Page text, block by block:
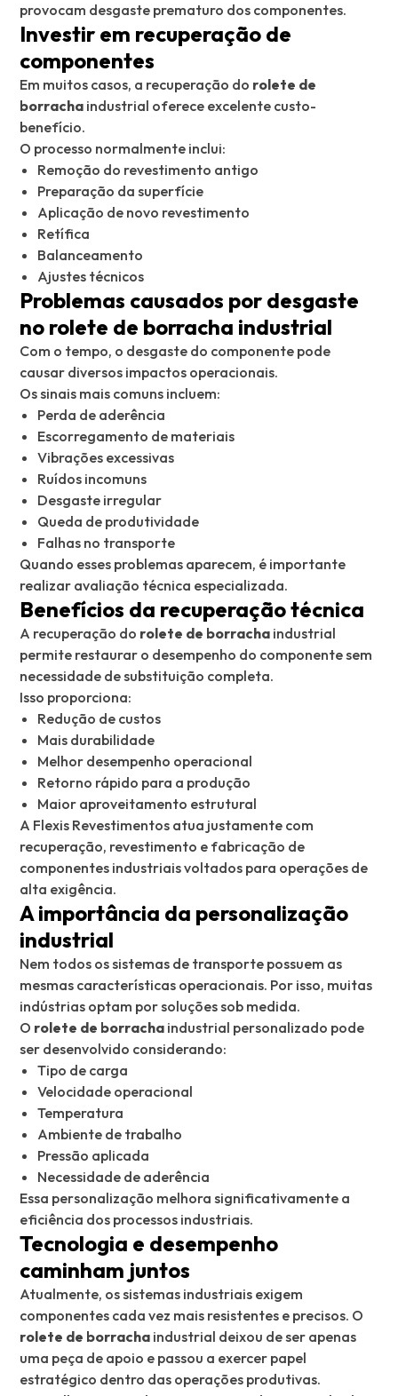
provocam desgaste prematuro dos componentes.
Investir em recuperação de
componentes
Em muitos casos, a recuperação do rolete de
borracha industrial oferece excelente custo-
benefício.
O processo normalmente inclui:
Remoção do revestimento antigo
Preparação da superfície
Aplicação de novo revestimento
Retífica
Balanceamento
Ajustes técnicos
Problemas causados por desgaste
no rolete de borracha industrial
Com o tempo, o desgaste do componente pode
causar diversos impactos operacionais.
Os sinais mais comuns incluem:
Perda de aderência
Escorregamento de materiais
Vibrações excessivas
Ruídos incomuns
Desgaste irregular
Queda de produtividade
Falhas no transporte
Quando esses problemas aparecem, é importante
realizar avaliação técnica especializada.
Benefícios da recuperação técnica
A recuperação do rolete de borracha industrial
permite restaurar o desempenho do componente sem
necessidade de substituição completa.
Isso proporciona:
Redução de custos
Mais durabilidade
Melhor desempenho operacional
Retorno rápido para a produção
Maior aproveitamento estrutural
A Flexis Revestimentos atua justamente com
recuperação, revestimento e fabricação de
componentes industriais voltados para operações de
alta exigência.
A importância da personalização
industrial
Nem todos os sistemas de transporte possuem as
mesmas características operacionais. Por isso, muitas
indústrias optam por soluções sob medida.
O rolete de borracha industrial personalizado pode
ser desenvolvido considerando:
Tipo de carga
Velocidade operacional
Temperatura
Ambiente de trabalho
Pressão aplicada
Necessidade de aderência
Essa personalização melhora significativamente a
eficiência dos processos industriais.
Tecnologia e desempenho
caminham juntos
Atualmente, os sistemas industriais exigem
componentes cada vez mais resistentes e precisos. O
rolete de borracha industrial deixou de ser apenas
uma peça de apoio e passou a exercer papel
estratégico dentro das operações produtivas.